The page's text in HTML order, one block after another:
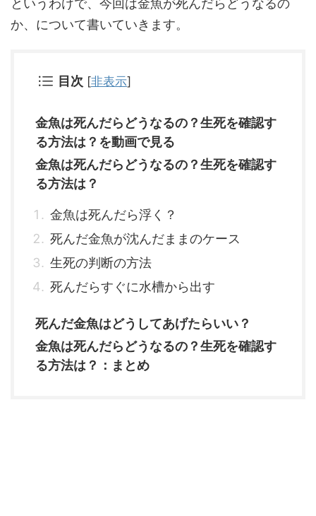
というわけで、今回は金魚が死んだらどうなるの
か、について書いていきます。
目次 [非表示]
金魚は死んだらどうなるの？生死を確認す
る方法は？を動画で見る
金魚は死んだらどうなるの？生死を確認す
る方法は？
金魚は死んだら浮く？
死んだ金魚が沈んだままのケース
生死の判断の方法
死んだらすぐに水槽から出す
死んだ金魚はどうしてあげたらいい？
金魚は死んだらどうなるの？生死を確認す
る方法は？：まとめ